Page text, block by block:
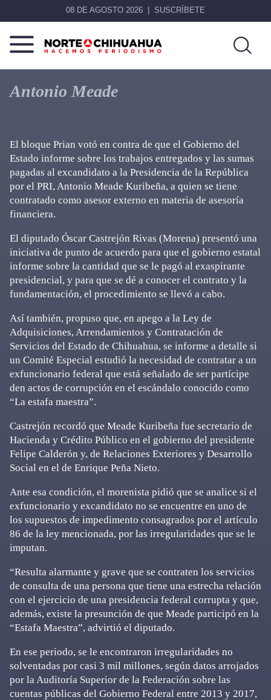
08 DE AGOSTO 2026 SUSCRÍBETE
Norte
De
Chihuahua
Más
que
noticias,
Antonio Meade
El bloque Prian votó en contra de que el Gobierno del
Estado informe sobre los trabajos entregados y las sumas
pagadas al excandidato a la Presidencia de la República
por el PRI, Antonio Meade Kuribeña, a quien se tiene
contratado como asesor externo en materia de asesoría
financiera.
El diputado Óscar Castrejón Rivas (Morena) presentó una
iniciativa de punto de acuerdo para que el gobierno estatal
informe sobre la cantidad que se le pagó al exaspirante
presidencial, y para que se dé a conocer el contrato y la
fundamentación, el procedimiento se llevó a cabo.
Así también, propuso que, en apego a la Ley de
Adquisiciones, Arrendamientos y Contratación de
Servicios del Estado de Chihuahua, se informe a detalle si
un Comité Especial estudió la necesidad de contratar a un
exfuncionario federal que está señalado de ser partícipe
den actos de corrupción en el escándalo conocido como
“La estafa maestra”.
Castrejón recordó que Meade Kuribeña fue secretario de
Hacienda y Crédito Público en el gobierno del presidente
Felipe Calderón y, de Relaciones Exteriores y Desarrollo
Social en el de Enrique Peña Nieto.
Ante esa condición, el morenista pidió que se analice si el
exfuncionario y excandidato no se encuentre en uno de
los supuestos de impedimento consagrados por el artículo
86 de la ley mencionada, por las irregularidades que se le
imputan.
“Resulta alarmante y grave que se contraten los servicios
de consulta de una persona que tiene una estrecha relación
con el ejercicio de una presidencia federal corrupta y que,
además, existe la presunción de que Meade participó en la
“Estafa Maestra”, advirtió el diputado.
En ese periodo, se le encontraron irregularidades no
solventadas por casi 3 mil millones, según datos arrojados
por la Auditoría Superior de la Federación sobre las
cuentas públicas del Gobierno Federal entre 2013 y 2017,